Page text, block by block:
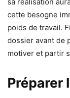
sa réalisation
cette besogne
poids de travail.
dossier avant de
motiver et partir
Préparer